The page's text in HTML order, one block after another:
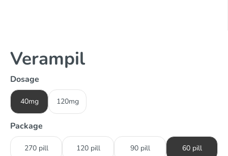
Verampil
Dosage
40mg 120mg
Package
270 pill 120 pill 90 pill 60 pill